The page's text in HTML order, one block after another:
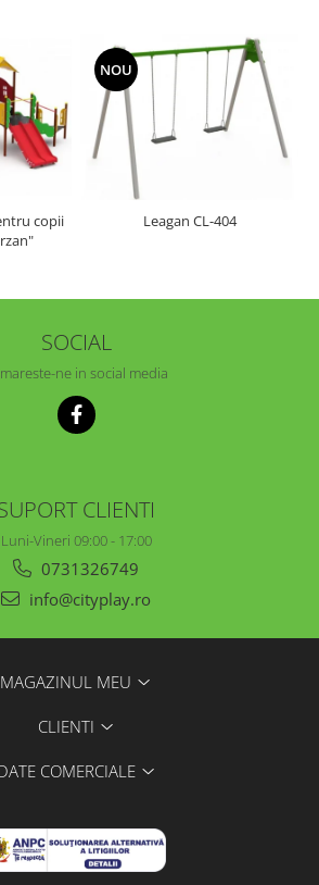
copii
NOU
Leagan CL-404
SOCIAL
ne in social media
CLIENTI
Luni-Vineri 09:00 - 17:00
0731326749
info@cityplay.ro
MAGAZINUL MEU
CLIENTI
COMERCIALE